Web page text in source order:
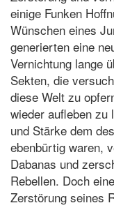
einige Funken
Wünschen eines
generierten eine
Vernichtung lange
Sekten, die
diese Welt zu
wieder aufleben zu
und Stärke dem
ebenbürtig waren,
Dabanas und
Rebellen. Doch
Zerstörung seines